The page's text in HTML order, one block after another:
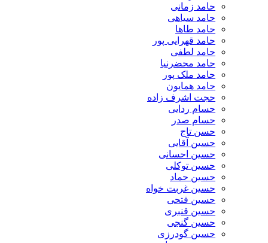
حامد زمانی
حامد سیاهی
حامد طاها
حامد قهرایی پور
حامد لطفی
حامد محضرنیا
حامد ملک پور
حامد همایون
حجت اشرف زاده
حسام ردایی
حسام صدر
حسن تاج
حسین آقایی
حسین احسانی
حسین توکلی
حسین حماد
حسین غربت خواه
حسین فتحی
حسین قنبری
حسین گنجی
حسین گودرزی